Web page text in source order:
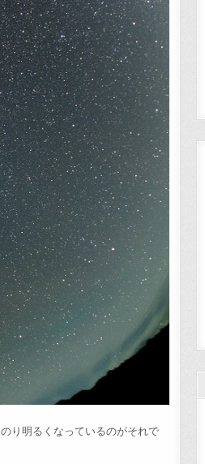
り明るくなっているのがそれで